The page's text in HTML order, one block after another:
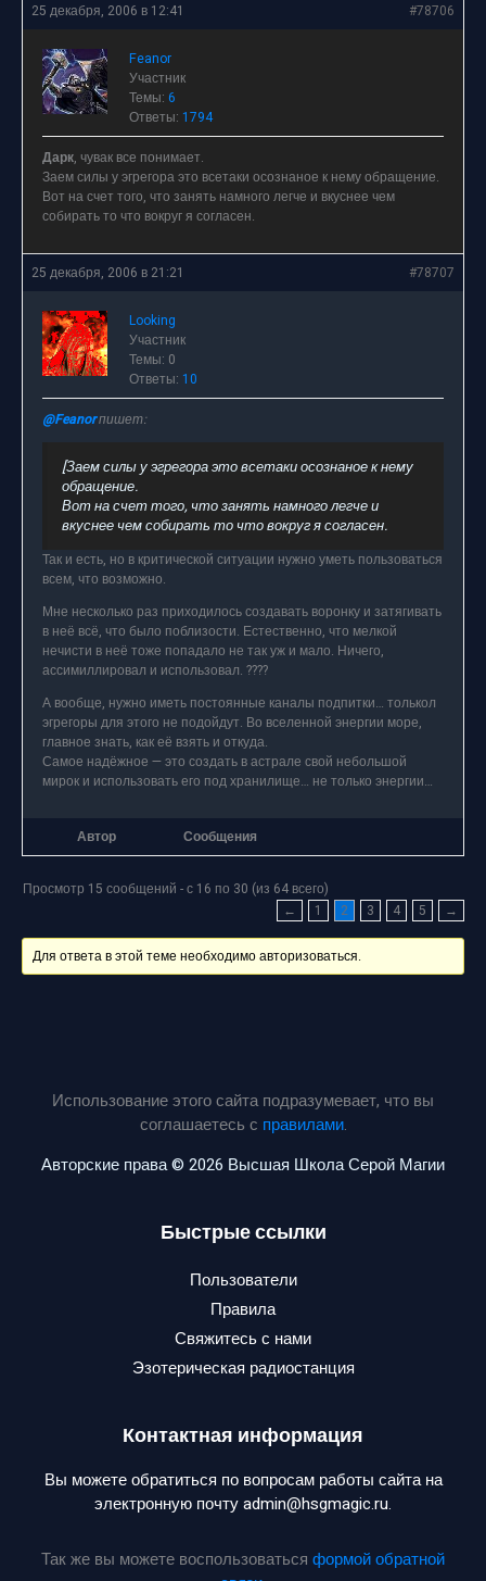
25 декабря, 2006 в 12:41 #78706
Feanor
Участник
Темы: 6
Ответы: 1794
Дарк, чувак все понимает.
Заем силы у эгрегора это всетаки осознаное к нему обращение.
Вот на счет того, что занять намного легче и вкуснее чем
собирать то что вокруг я согласен.
25 декабря, 2006 в 21:21 #78707
Looking
Участник
Темы: 0
Ответы: 10
@Feanorпишет:
[Заем силы у эгрегора это всетаки осознаное к нему
обращение.
Вот на счет того, что занять намного легче и
вкуснее чем собирать то что вокруг я согласен.
Так и есть, но в критической ситуации нужно уметь пользоваться
всем, что возможно.
Мне несколько раз приходилось создавать воронку и затягивать
в неё всё, что было поблизости. Естественно, что мелкой
нечисти в неё тоже попадало не так уж и мало. Ничего,
ассимиллировал и использовал. ????
А вообще, нужно иметь постоянные каналы подпитки… толькол
эгрегоры для этого не подойдут. Во вселенной энергии море,
главное знать, как её взять и откуда.
Самое надёжное — это создать в астрале свой небольшой
мирок и использовать его под хранилище… не только энергии…
Автор Сообщения
Просмотр 15 сообщений - с 16 по 30 (из 64 всего)
←
1 2 3 4 5 →
Для ответа в этой теме необходимо авторизоваться.
Использование этого сайта подразумевает, что вы
соглашаетесь с правилами.
Авторские права © 2026 Высшая Школа Серой Магии
Быстрые ссылки
Пользователи
Правила
Свяжитесь с нами
Эзотерическая радиостанция
Контактная информация
Вы можете обратиться по вопросам работы сайта на
электронную почту admin@hsgmagic.ru.
Так же вы можете воспользоваться формой обратной